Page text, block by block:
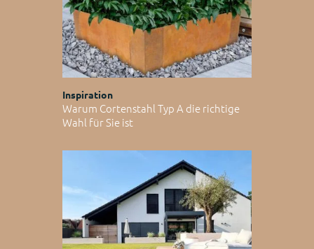
Inspiration
Warum Cortenstahl Typ A die richtige
Wahl für Sie ist